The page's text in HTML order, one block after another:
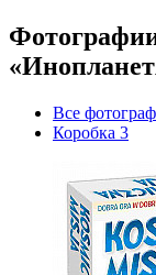
Все
Коробка 3